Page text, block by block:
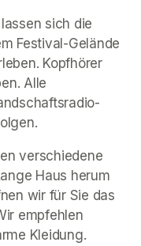
sich die
Festival-Gelände
Kopfhörer
Alle
verschiedene
Haus herum
wir für Sie das
empfehlen
Kleidung.